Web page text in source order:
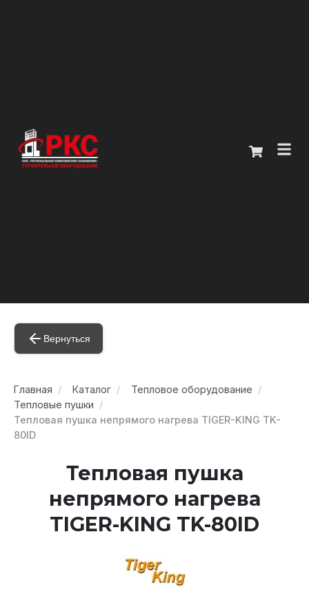
Вернуться
Главная Каталог
Тепловое оборудование
Тепловые пушки
Тепловая пушка непрямого нагрева TIGER-KING TK-
80ID
Тепловая пушка
непрямого нагрева
TIGER-KING TK-80ID